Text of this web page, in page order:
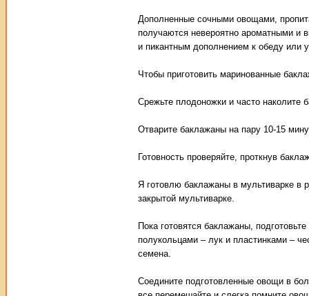
Дополненные сочными овощами,
получаются невероятно ароматными и
и пикантным дополнением к обеду или
Чтобы приготовить маринованные
Срежьте плодоножки и часто наколите
Отварите баклажаны на пару 10-15
Готовность проверяйте, проткнув
Я готовлю баклажаны в мультиварке в
закрытой мультиварке.
Пока готовятся баклажаны,
полукольцами – лук и пластинками –
семена.
Соедините подготовленные овощи в